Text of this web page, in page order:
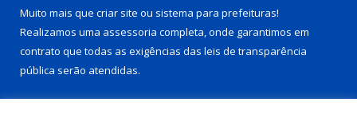
Muito mais que criar site ou sistema para prefeituras!
Realizamos uma assessoria completa, onde garantimos em
contrato que todas as exigências das leis de transparência
pública serão atendidas.